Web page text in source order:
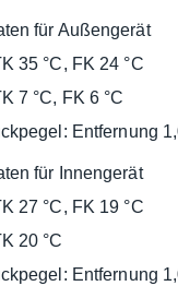
für Außengerät
35 °C, FK 24 °C
7 °C, FK 6 °C
Entfernung
für Innengerät
27 °C, FK 19 °C
20 °C
Entfernung